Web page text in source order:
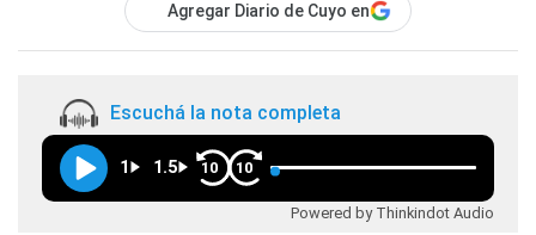
Agregar Diario de Cuyo en
Escuchá la nota completa
1 1.5 10 10
Powered by Thinkindot Audio